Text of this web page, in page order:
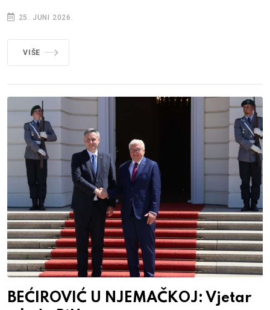
25. JUNI 2026.
VIŠE
BEĆIROVIĆ U NJEMAČKOJ: Vjetar